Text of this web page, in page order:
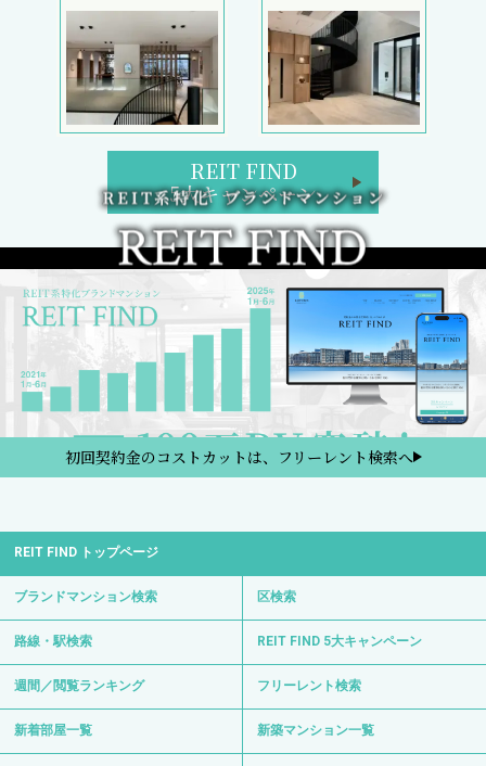
REIT FIND
5大キャンペーン
初回契約金のコストカットは、フリーレント検索へ
REIT FIND トップページ
ブランドマンション検索 区検索
路線・駅検索 REIT FIND 5大キャンペーン
週間／閲覧ランキング フリーレント検索
新着部屋一覧 新築マンション一覧